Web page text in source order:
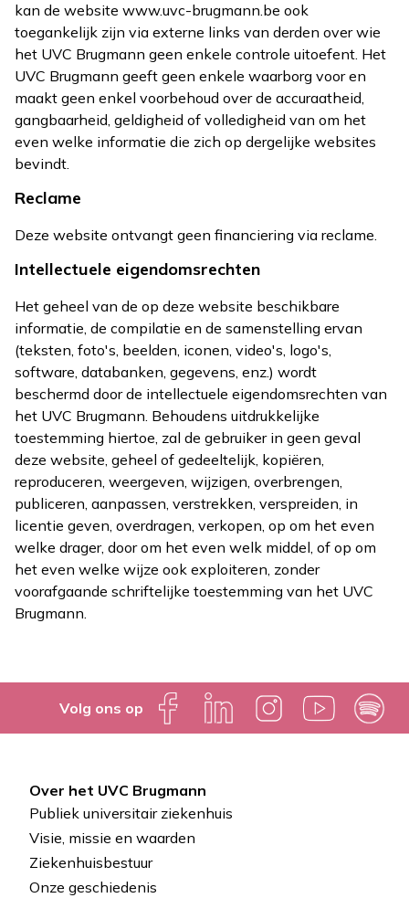
kan de website www.uvc-brugmann.be ook
toegankelijk zijn via externe links van derden over wie
het UVC Brugmann geen enkele controle uitoefent. Het
UVC Brugmann geeft geen enkele waarborg voor en
maakt geen enkel voorbehoud over de accuraatheid,
gangbaarheid, geldigheid of volledigheid van om het
even welke informatie die zich op dergelijke websites
bevindt.
Reclame
Deze website ontvangt geen financiering via reclame.
Intellectuele eigendomsrechten
Het geheel van de op deze website beschikbare
informatie, de compilatie en de samenstelling ervan
(teksten, foto's, beelden, iconen, video's, logo's,
software, databanken, gegevens, enz.) wordt
beschermd door de intellectuele eigendomsrechten van
het UVC Brugmann. Behoudens uitdrukkelijke
toestemming hiertoe, zal de gebruiker in geen geval
deze website, geheel of gedeeltelijk, kopiëren,
reproduceren, weergeven, wijzigen, overbrengen,
publiceren, aanpassen, verstrekken, verspreiden, in
licentie geven, overdragen, verkopen, op om het even
welke drager, door om het even welk middel, of op om
het even welke wijze ook exploiteren, zonder
voorafgaande schriftelijke toestemming van het UVC
Brugmann.
Volg ons op
Pied
de
page
Over het UVC Brugmann
Publiek universitair ziekenhuis
Visie, missie en waarden
Ziekenhuisbestuur
Onze geschiedenis